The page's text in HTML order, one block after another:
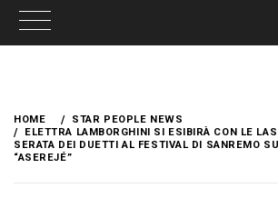
content
HOME
STAR PEOPLE NEWS
ELETTRA LAMBORGHINI SI ESIBIRÀ CON LE
SERATA DEI DUETTI AL FESTIVAL DI SANREMO
“ASEREJÉ”